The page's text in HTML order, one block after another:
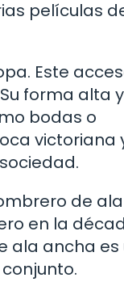
películas
Este
forma alta y
bodas o
victoriana
de ala
en la
ala ancha es